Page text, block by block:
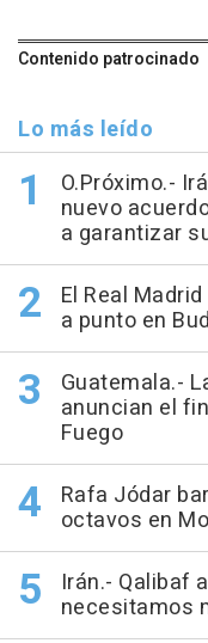
Contenido patrocinado
Lo más leído
O.Próximo.-
nuevo
a garantizar
El Real
a punto en
Guatemala.-
anuncian el
Fuego
Rafa Jódar
octavos en
Irán.- Qalibaf
necesitamos